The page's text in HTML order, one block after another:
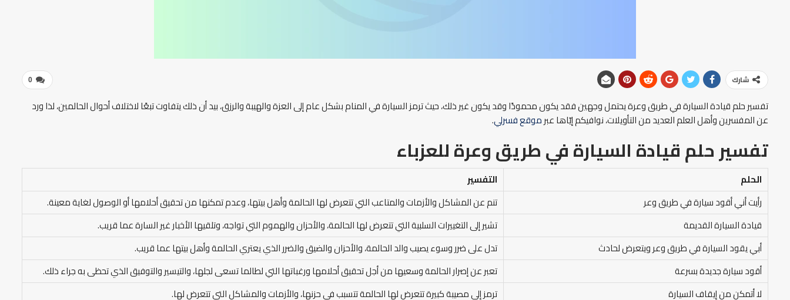
0 شارك
تفسير حلم قيادة السيارة في طريق وعرة يحتمل وجهين فقد يكون محمودًا وقد يكون غير ذلك، حيث ترمز السيارة في المنام بشكل عام إلى العزة والهيبة والرزق، بيد أن ذلك يتفاوت تبعًا لاختلاف أحوال الحالمين، لذا ورد
عن المفسرين وأهل العلم العديد من التأويلات، نوافيكم إيّاها عبرموقع فسرلي.
تفسير حلم قيادة السيارة في طريق وعرة للعزباء
الحلم
التفسير
رأيت أني أقود سيارة في طريق وعر
تنم عن المشاكل والأزمات والمتاعب التي تتعرض لها الحالمة وأهل بيتها، وعدم تمكنها من تحقيق أحلامها أو الوصول لغاية معينة.
قيادة السيارة القديمة
تشير إلى التغييرات السلبية التي تتعرض لها الحالمة، والأحزان والهموم التي تواجه، وتلقيها الأخبار غير السارة عما قريب.
أبي يقود السيارة في طريق وعر ويتعرض لحادث
تدل على ضرر وسوء يصيب والد الحالمة، والأحزان والضيق والضرر الذي يعتري الحالمة وأهل بيتها عما قريب.
أقود سيارة جديدة بسرعة
تعبر عن إصرار الحالمة وسعيها من أجل تحقيق أحلامها ورغباتها التي لطالما تسعى لجلها، والتيسير والتوفيق الذي تحظى به جراء ذلك.
لا أتمكن من إيقاف السيارة
ترمز إلى مصيبة كبيرة تتعرض لها الحالمة تتسبب في حزنها، والأزمات والمشاكل التي تتعرض لها.